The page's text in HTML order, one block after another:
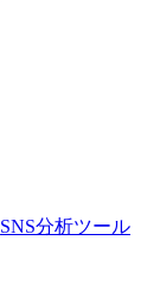
SNS分析ツール